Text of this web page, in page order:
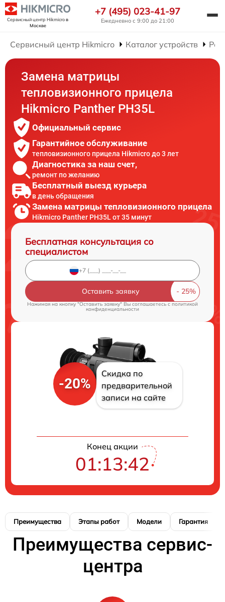
Сервисный центр Hikmicroв
Москве
+7 (495) 023-41-97
Ежедневно с 9:00 до 21:00
Сервисный центр Hikmicro Каталог устройств
Замена матрицы
тепловизионного прицела
Hikmicro Panther PH35L
Официальный сервис
Гарантийное обслуживание
тепловизионного прицела Hikmicro до 3 лет
Диагностика за наш счет,
ремонт по желанию
Бесплатный выезд курьера
в день обращения
Замена матрицы тепловизионного прицела
Hikmicro Panther PH35L от 35 минут
Бесплатная консультация со
специалистом
Оставить заявку
Нажимая на кнопку "Оставить заявку" Вы соглашаетесь cполитикой
конфиденциальности
-20%
Скидка по
предварительной
записи на сайте
Конец акции
01:13:41
Преимущества Этапы работ Модели Гарантия
Преимущества сервис-
центра